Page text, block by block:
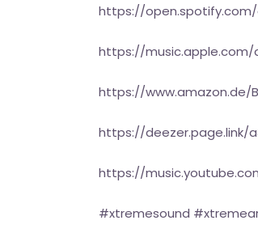
https://open.spotify.com/
https://music.apple.com/
https://www.amazon.de/
https://deezer.page.link/
https://
#xtremesound